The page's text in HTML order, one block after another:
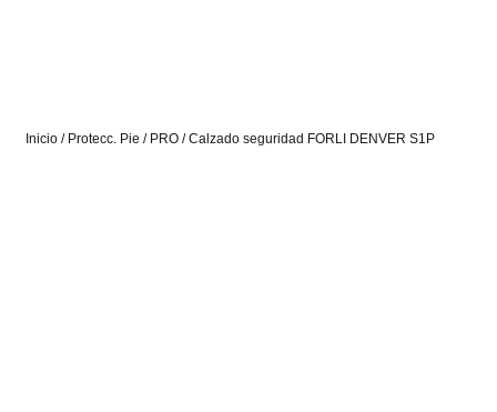
Inicio / Protecc. Pie / PRO / Calzado seguridad FORLI DENVER S1P